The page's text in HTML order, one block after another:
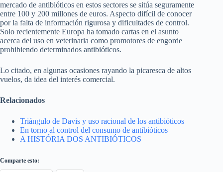
mercado de antibióticos en estos sectores se sitúa seguramente
entre 100 y 200 millones de euros. Aspecto difícil de conocer
por la falta de información rigurosa y dificultades de control.
Solo recientemente Europa ha tomado cartas en el asunto
acerca del uso en veterinaria como promotores de engorde
prohibiendo determinados antibióticos.
Lo citado, en algunas ocasiones rayando la picaresca de altos
vuelos, da idea del interés comercial.
Relacionados
Triángulo de Davis y uso racional de los antibióticos
En torno al control del consumo de antibióticos
A HISTÓRIA DOS ANTIBIÓTICOS
Comparte esto: